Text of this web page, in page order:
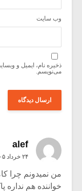
وب‌ سایت
ذخیره نام، ایمیل و
می‌نویسم.
alef
۲۴ خرداد ۱۴۰۵ در ۹:۰۹ ب٫ظ
من نمیدونم چرا
خواننده هم